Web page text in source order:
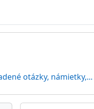
otázky, námietky,...